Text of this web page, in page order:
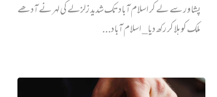
پشاور سے لے کر اسلام آباد تک شدید زلزلے کی لہر نے آدھے
ملک کو ہلا کر رکھ دیا_ اسلام آباد...